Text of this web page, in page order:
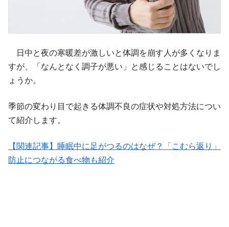
日中と夜の寒暖差が激しいと体調を崩す人が多くなりま
すが、「なんとなく調子が悪い」と感じることはないでし
ょうか。
季節の変わり目で起きる体調不良の症状や対処方法につい
て紹介します。
【関連記事】睡眠中に足がつるのはなぜ？「こむら返り」
防止につながる食べ物も紹介